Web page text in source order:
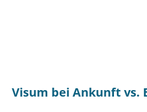
Visum bei Ankunft vs.